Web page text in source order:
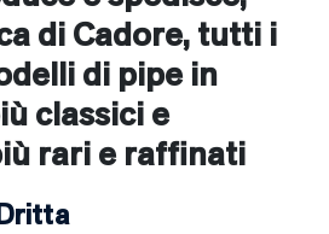
di Cadore, tutti i
di pipe in
classici e
rari e raffinati